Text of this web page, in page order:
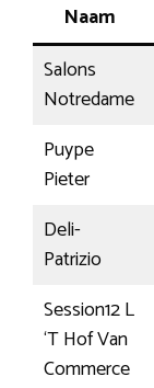
Naam
Salons
Notredame
Puype
Pieter
Deli-
Patrizio
Session12 L
‘T Hof Van
Commerce